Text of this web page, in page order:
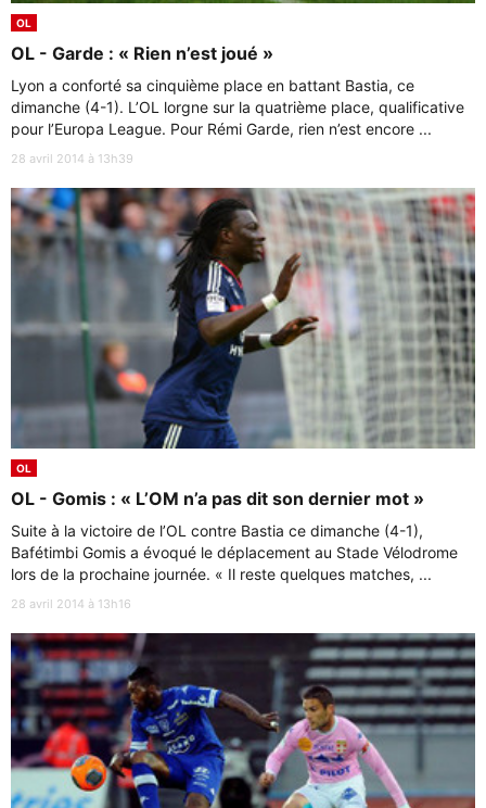
OL
OL - Garde : « Rien n’est joué »
Lyon a conforté sa cinquième place en battant Bastia, ce
dimanche (4-1). L’OL lorgne sur la quatrième place, qualificative
pour l’Europa League. Pour Rémi Garde, rien n’est encore ...
28 avril 2014 à 13h39
OL
OL - Gomis : « L’OM n’a pas dit son dernier mot »
Suite à la victoire de l’OL contre Bastia ce dimanche (4-1),
Bafétimbi Gomis a évoqué le déplacement au Stade Vélodrome
lors de la prochaine journée. « Il reste quelques matches, ...
28 avril 2014 à 13h16